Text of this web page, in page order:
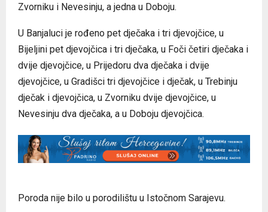
Zvorniku i Nevesinju, a jedna u Doboju.
U Banjaluci je rođeno pet dječaka i tri djevojčice, u
Bijeljini pet djevojčica i tri dječaka, u Foči četiri dječaka i
dvije djevojčice, u Prijedoru dva dječaka i dvije
djevojčice, u Gradišci tri djevojčice i dječak, u Trebinju
dječak i djevojčica, u Zvorniku dvije djevojčice, u
Nevesinju dva dječaka, a u Doboju djevojčica.
Poroda nije bilo u porodilištu u Istočnom Sarajevu.